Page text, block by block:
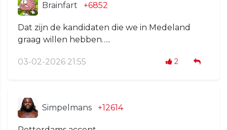
Brainfart +6852
Dat zijn de kandidaten die we in Medeland
graag willen hebben…..
03-02-2026 21:55 2
Simpelmans +12614